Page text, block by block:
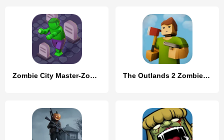
Zombie City Master-Zombie Game The Outlands 2 Zombie Survival